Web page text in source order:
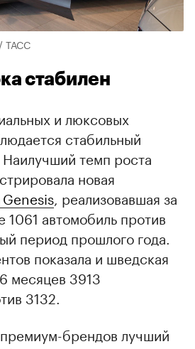
ТАСС
стабилен
и люксовых
стабильный
темп роста
новая
, реализовавшая за
1061 автомобиль против
период прошлого года.
показала и шведская
месяцев 3913
3132.
брендов лучший